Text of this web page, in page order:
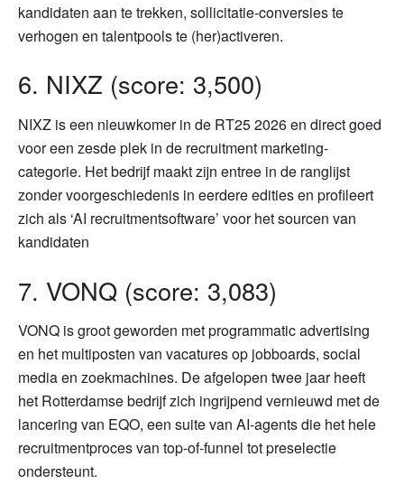
kandidaten aan te trekken, sollicitatie-conversies te
verhogen en talentpools te (her)activeren.
6. NIXZ (score: 3,500)
NIXZ is een nieuwkomer in de RT25 2026 en direct goed
voor een zesde plek in de recruitment marketing-
categorie. Het bedrijf maakt zijn entree in de ranglijst
zonder voorgeschiedenis in eerdere edities en profileert
zich als ‘AI recruitmentsoftware’ voor het sourcen van
kandidaten
7. VONQ (score: 3,083)
VONQ is groot geworden met programmatic advertising
en het multiposten van vacatures op jobboards, social
media en zoekmachines. De afgelopen twee jaar heeft
het Rotterdamse bedrijf zich ingrijpend vernieuwd met de
lancering van EQO, een suite van AI-agents die het hele
recruitmentproces van top-of-funnel tot preselectie
ondersteunt.